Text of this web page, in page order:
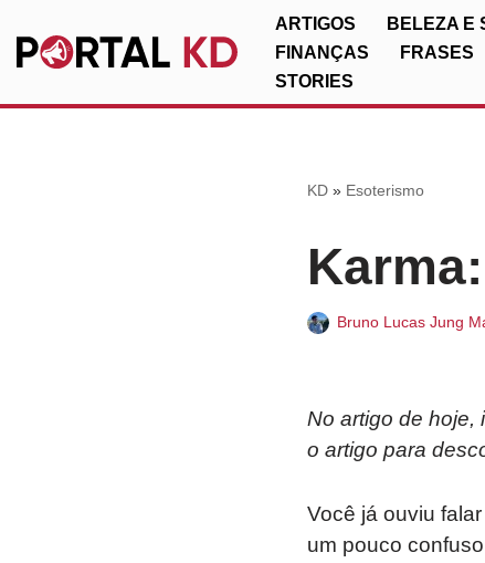
Pular
ARTIGOS BELEZA E
FINANÇAS
FRASES
STORIES
KD» Esoterismo
Bruno Lucas Jung
No artigo de hoje,
o artigo para
Você já ouviu
um pouco